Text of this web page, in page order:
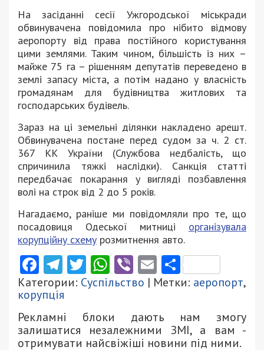
На засіданні сесії Ужгородської міськради
обвинувачена повідомила про нібито відмову
аеропорту від права постійного користування
цими землями. Таким чином, більшість із них –
майже 75 га – рішенням депутатів переведено в
землі запасу міста, а потім надано у власність
громадянам для будівництва житлових та
господарських будівель.
Зараз на ці земельні ділянки накладено арешт.
Обвинувачена постане перед судом за ч. 2 ст.
367 КК України (Службова недбалість, що
спричинила тяжкі наслідки). Санкція статті
передбачає покарання у вигляді позбавлення
волі на строк від 2 до 5 років.
Нагадаємо, раніше ми повідомляли про те, що
посадовиця Одеської митниці організувала
корупційну схему розмитнення авто.
Facebook
Telegram
Twitter
WhatsApp
ViberEmail
Категории: Суспільство | Метки: аеропорт,
корупція
Рекламні блоки дають нам змогу
залишатися незалежними ЗМІ, а вам -
отримувати найсвіжіші новини під ними.